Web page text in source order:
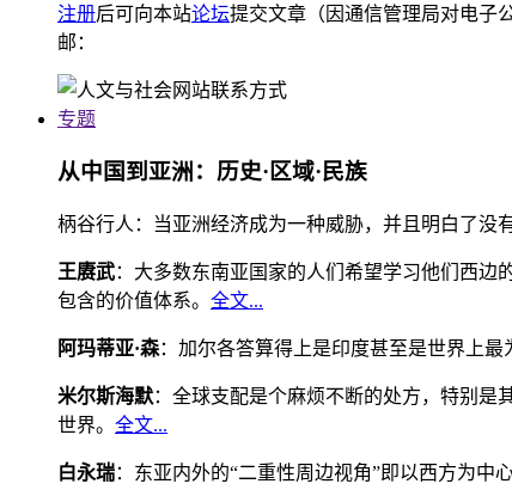
注册后可向本站论坛提交文章（因通信管理局对电子
邮：
专题
从中国到亚洲：历史·区域·民族
柄谷行人：当亚洲经济成为一种威胁，并且明白了没
王赓武：大多数东南亚国家的人们希望学习他们西
包含的价值体系。 全文...
阿玛蒂亚·森：加尔各答算得上是印度甚至是世界上
米尔斯海默：全球支配是个麻烦不断的处方，特别是
世界。 全文...
白永瑞：东亚内外的“二重性周边视角”即以西方为